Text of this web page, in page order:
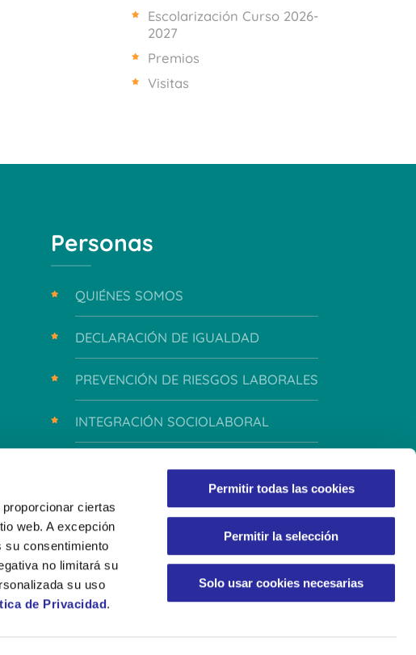
ciertas
web. A excepción
su consentimiento
no limitará su
su uso
de Privacidad.
Permitir todas las cookies
Permitir la selección
Solo usar cookies necesarias
Escolarización Curso 2026-
2027
Premios
Visitas
Personas
QUIÉNES SOMOS
DECLARACIÓN DE IGUALDAD
PREVENCIÓN DE RIESGOS LABORALES
INTEGRACIÓN SOCIOLABORAL